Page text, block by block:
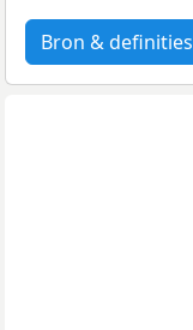
Bron & definities